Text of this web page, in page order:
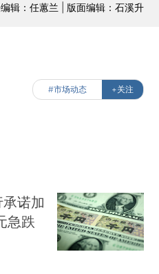
辑：任蕙兰 | 版面编辑：石溪升
#市场动态 +关注
承诺加
急跌